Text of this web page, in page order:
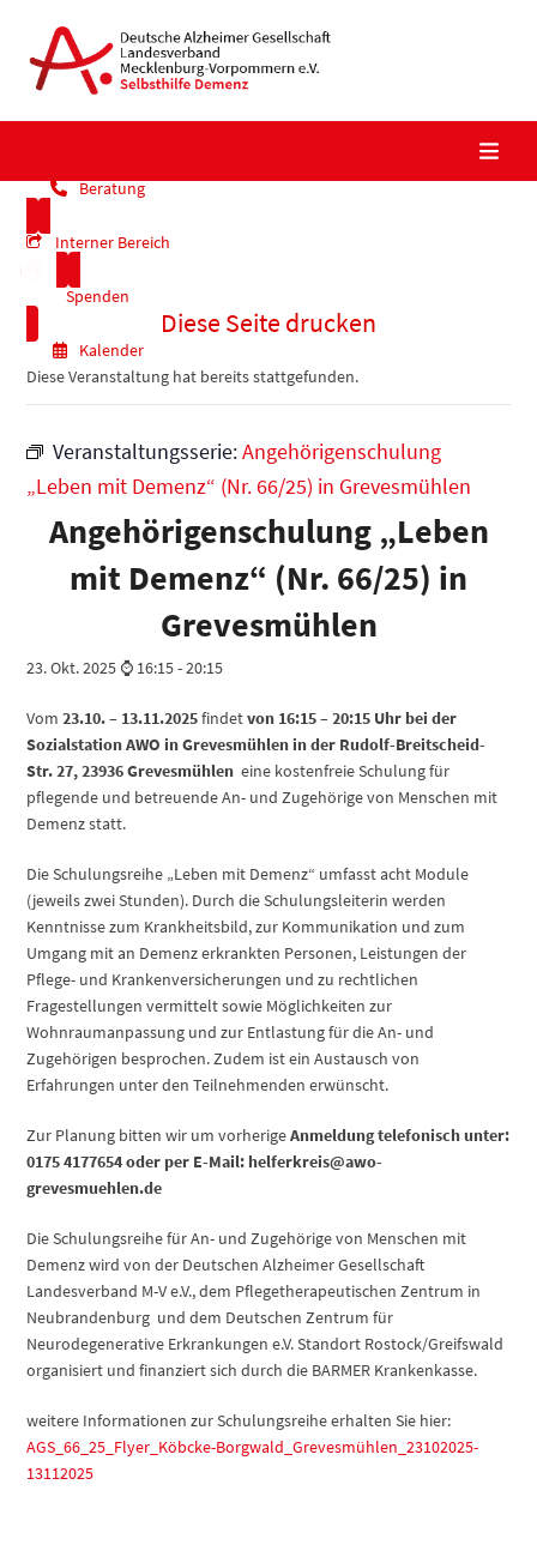
content
Beratung
Interner Bereich
Spenden
Kalender
Diese Seite drucken
Diese Veranstaltung hat bereits stattgefunden.
Veranstaltungsserie:Angehörigenschulung
„Leben mit Demenz“ (Nr. 66/25) in Grevesmühlen
Angehörigenschulung „Leben
mit Demenz“ (Nr. 66/25) in
Grevesmühlen
23. Okt. 2025 ⌚ 16:15-20:15
Vom23.10. – 13.11.2025findetvon 16:15 – 20:15 Uhr bei der
Sozialstation AWO in Grevesmühlen in der Rudolf-Breitscheid-
Str. 27, 23936 Grevesmühleneine kostenfreie Schulung für
pflegende und betreuende An- und Zugehörige von Menschen mit
Demenz statt.
Die Schulungsreihe „Leben mit Demenz“ umfasst acht Module
(jeweils zwei Stunden). Durch die Schulungsleiterin werden
Kenntnisse zum Krankheitsbild, zur Kommunikation und zum
Umgang mit an Demenz erkrankten Personen, Leistungen der
Pflege- und Krankenversicherungen und zu rechtlichen
Fragestellungen vermittelt sowie Möglichkeiten zur
Wohnraumanpassung und zur Entlastung für die An- und
Zugehörigen besprochen. Zudem ist ein Austausch von
Erfahrungen unter den Teilnehmenden erwünscht.
Zur Planung bitten wir um vorherigeAnmeldung telefonisch unter:
0175 4177654 oder per E-Mail: helferkreis@awo-
grevesmuehlen.de
Die Schulungsreihe für An- und Zugehörige von Menschen mit
Demenz wird von der Deutschen Alzheimer Gesellschaft
Landesverband M-V e.V., dem Pflegetherapeutischen Zentrum in
Neubrandenburg und dem Deutschen Zentrum für
Neurodegenerative Erkrankungen e.V. Standort Rostock/Greifswald
organisiert und finanziert sich durch die BARMER Krankenkasse.
weitere Informationen zur Schulungsreihe erhalten Sie hier:
AGS_66_25_Flyer_Köbcke-Borgwald_Grevesmühlen_23102025-
13112025